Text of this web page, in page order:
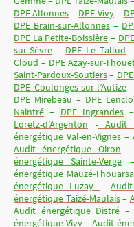
DPE Allonnes – DPE Vivy–
DPE Brain-sur-Allonnes –
DPE La Petite-Boissière –
sur-Sèvre – DPE Le Tallud
Cloud – DPE Azay-sur-
Saint-Pardoux-Soutiers–
DPE Coulonges-sur-l’Autize–
DPE Mirebeau – DPE
Naintré – DPE Ingrandes–
Loretz-d’Argenton -Audit
énergétique Val-en-Vignes –
Audit énergétique Oiron
énergétique Sainte-Verge
énergétique Mauzé-
énergétique Luzay –
énergétique Taizé-Maulais–
Audit énergétique Distré –
énergétique Vivy–Audit